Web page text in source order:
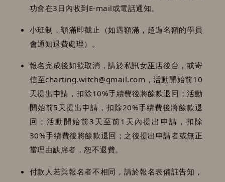
功會在3日內收到E-mail或電話通知。
小班制，額滿即截止（如遇額滿，超過名額的學員
會通知退費處理）。
報名完成後如欲取消，請於私訊女巫店後台，或寄
信至charting.witch@gmail.com，活動開始前10
天提出申請，扣除10%手續費後將餘款退回；活動
開始前5天提出申請，扣除20%手續費後將餘款退
回；活動開始前3天至前1天內提出申請，扣除
30%手續費後將餘款退回；之後提出申請者或無正
當理由缺席者，恕不退費。
付款人若與報名者不相同，請於報名表備註告知，